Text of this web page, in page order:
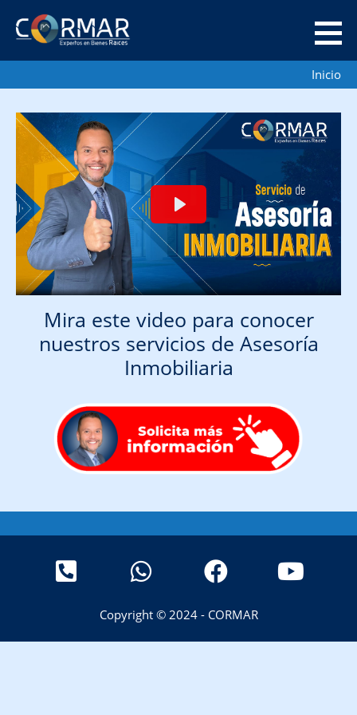
CORMAR
Inicio
Mira este video para conocer
nuestros servicios de Asesoría
Inmobiliaria
Copyright © 2024 - CORMAR